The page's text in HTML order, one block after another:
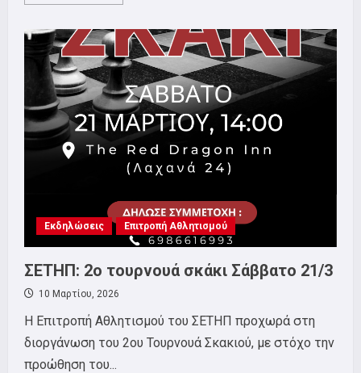
ΓΕΝΙΚΗ
ΣΥΝΕΛΕΥΣΗ
ΠΑΡΑΣΚΕΥΗ
20
ΜΑΡΤΙΟΥ.
ΕΞΩ
Η
ΕΛΛΑΔΑ
ΑΠΟ
ΤΟΝ
ΠΟΛΕΜΟ!
Εκδηλώσεις Επιτροπή Αθλητισμού
ΣΕΤΗΠ: 2ο τουρνουά σκάκι Σάββατο 21/3
10 Μαρτίου, 2026
Η Επιτροπή Αθλητισμού του ΣΕΤΗΠ προχωρά στη
διοργάνωση του 2ου Τουρνουά Σκακιού, με στόχο την
προώθηση του...